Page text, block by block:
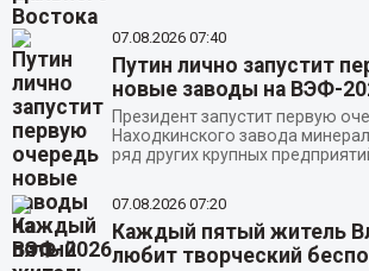
07.08.2026 07:40
Путин лично запустит
новые заводы на ВЭФ-
Президент запустит первую
Находкинского завода
ряд других крупных
07.08.2026 07:20
Каждый пятый житель
любит творческий